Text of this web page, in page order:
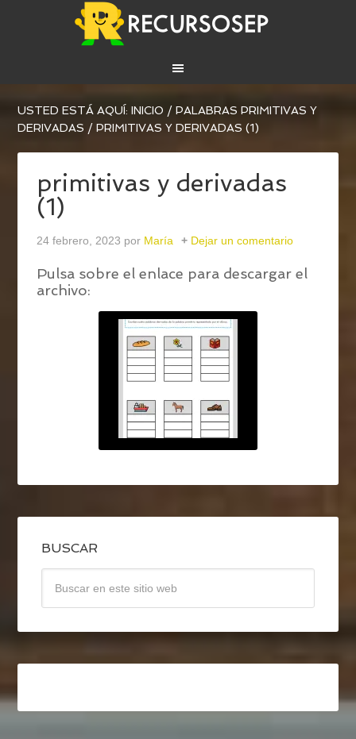
USTED ESTÁ AQUÍ:INICIO / PALABRAS PRIMITIVAS Y
DERIVADAS / PRIMITIVAS Y DERIVADAS (1)
primitivas y derivadas
(1)
24 febrero, 2023 por María Dejar un comentario
Pulsa sobre el enlace para descargar el
archivo:
BUSCAR